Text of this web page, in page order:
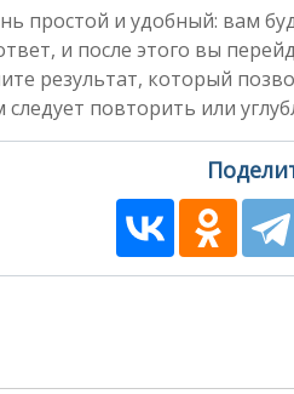
простой и удобный: вам
и после этого вы
результат, который
повторить или